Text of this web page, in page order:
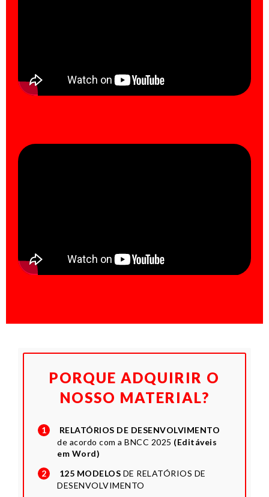
PORQUE ADQUIRIR O
NOSSO MATERIAL?
1
RELATÓRIOS DE DESENVOLVIMENTO
de acordo com a BNCC 2025 (Editáveis
em Word)
2
125 MODELOS DE RELATÓRIOS DE
DESENVOLVIMENTO